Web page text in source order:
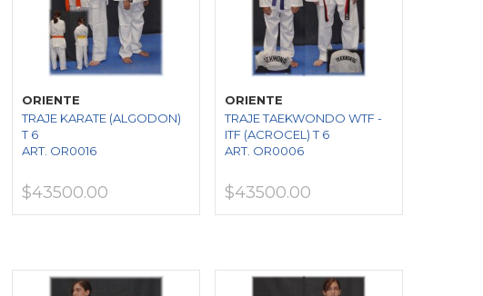
ORIENTE
TRAJE KARATE (ALGODON)
T 6
ART. OR0016
$43500.00
ORIENTE
TRAJE TAEKWONDO WTF -
ITF (ACROCEL) T 6
ART. OR0006
$43500.00